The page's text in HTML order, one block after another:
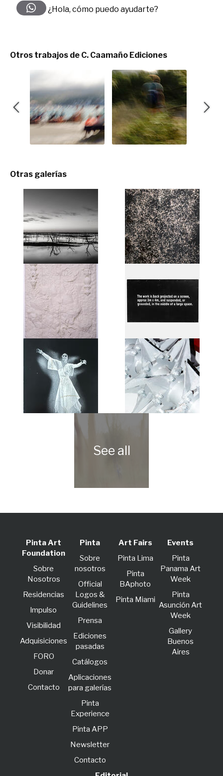
¿Hola, cómo puedo ayudarte?
Otros trabajos de C. Caamaño Ediciones
Otras galerías
Pinta Art
Foundation
Sobre
Nosotros
Residencias
lmpulso
Visibilidad
Adquisiciones
FORO
Donar
Contacto
Pinta
Sobre
nosotros
Official
Logos &
Guidelines
Prensa
Ediciones
pasadas
Catálogos
Aplicaciones
para galerías
Pinta
Experience
Pinta APP
Newsletter
Contacto
Art Fairs
Pinta Lima
Pinta
BAphoto
Pinta Miami
Events
Pinta
Panama Art
Week
Pinta
Asunción Art
Week
Gallery
Buenos
Aires